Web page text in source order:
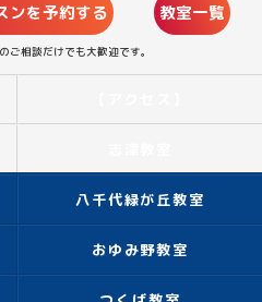
ンを予約する
ご相談だけでも大歓迎です。
教室一覧
八千代緑が丘教室
おゆみ野教室